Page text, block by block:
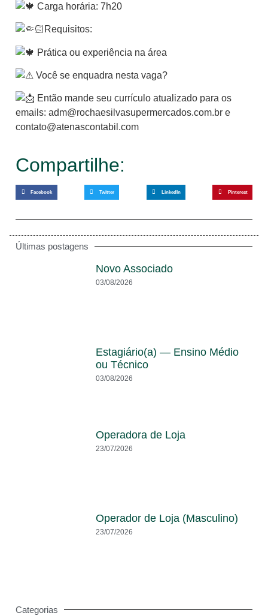
Carga horária: 7h20
Requisitos:
Prática ou experiência na área
Você se enquadra nesta vaga?
Então mande seu currículo atualizado para os
emails: adm@rochaesilvasupermercados.com.br e
contato@atenascontabil.com
Compartilhe:
Facebook Twitter LinkedIn Pinterest
Últimas postagens
Novo Associado
03/08/2026
Estagiário(a) — Ensino Médio
ou Técnico
03/08/2026
Operadora de Loja
23/07/2026
Operador de Loja (Masculino)
23/07/2026
Categorias